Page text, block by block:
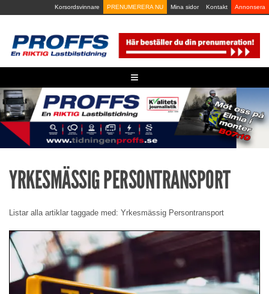
to
Korsordsvinnare PRENUMERERA NU Mina sidor Kontakt Annonsera
≡
YRKESMÄSSIG PERSONTRANSPORT
Listar alla artiklar taggade med: Yrkesmässig Persontransport